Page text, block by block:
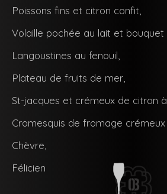
Poissons fins et citron confit,
Volaille pochée au lait et bouquet
Langoustines au fenouil,
Plateau de fruits de mer,
St-jacques et crémeux de citron
Cromesquis de fromage crémeux
Chèvre,
Félicien